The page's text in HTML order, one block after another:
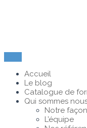
Accueil
Le blog
Catalogue de
Qui sommes
Notre
L’équipe